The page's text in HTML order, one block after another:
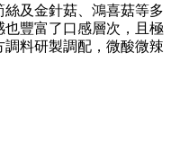
及金針菇、鴻喜菇等多
豐富了口感層次，且極
料研製調配，微酸微辣